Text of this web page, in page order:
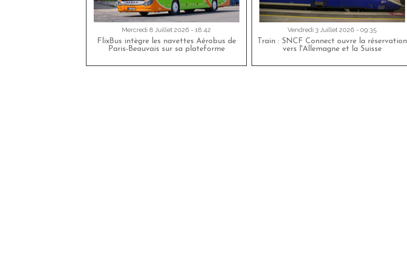
Mercredi 8 Juillet 2026 - 18:42
FlixBus intègre les navettes Aérobus de
Paris-Beauvais sur sa plateforme
Vendredi 3 Juillet 2026 - 09:35
Train : SNCF Connect ouvre la réservation
vers l'Allemagne et la Suisse